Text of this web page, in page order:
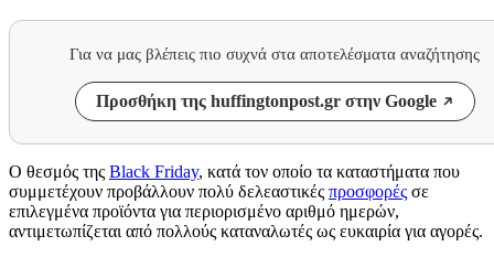
Για να μας βλέπεις πιο συχνά στα αποτελέσματα αναζήτησης
Προσθήκη της huffingtonpost.gr στην Google
Ο θεσμός της Black Friday, κατά τον οποίο τα καταστήματα που
συμμετέχουν προβάλλουν πολύ δελεαστικές προσφορές σε
επιλεγμένα προϊόντα για περιορισμένο αριθμό ημερών,
αντιμετωπίζεται από πολλούς καταναλωτές ως ευκαιρία για αγορές.